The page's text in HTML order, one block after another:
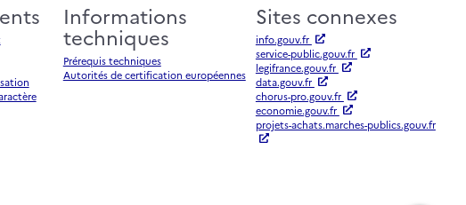
Informations
techniques
Prérequis techniques
Autorités de certification européennes
Sites connexes
info.gouv.fr
service-public.gouv.fr
legifrance.gouv.fr
data.gouv.fr
chorus-pro.gouv.fr
economie.gouv.fr
projets-achats.marches-publics.gouv.fr